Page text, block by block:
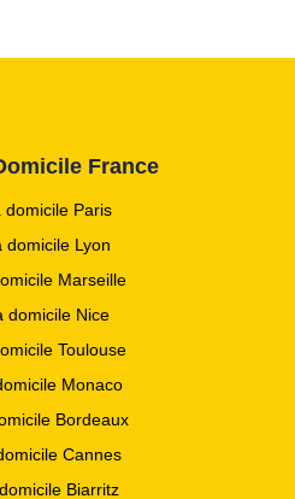
France
domicile Paris
domicile Lyon
Marseille
domicile Nice
Toulouse
Monaco
Bordeaux
Cannes
Biarritz